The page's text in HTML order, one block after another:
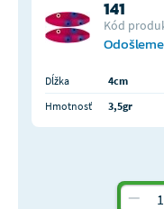
141
Kód
Dĺžka 4cm
Hmotnosť
3,5gr